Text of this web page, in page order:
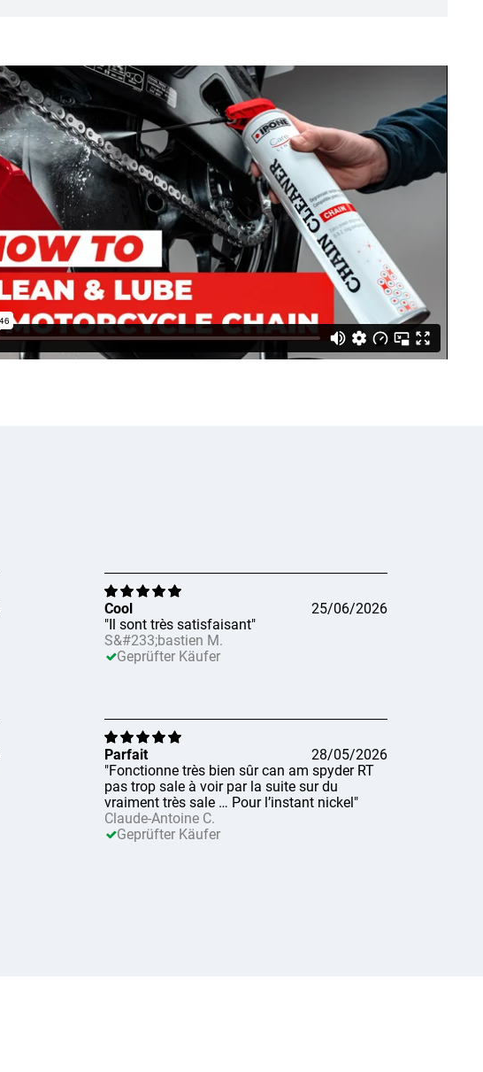
Cool
25/06/2026
"Il sont très satisfaisant"
S&#233;bastien M.
Geprüfter Käufer
Parfait
28/05/2026
"Fonctionne très bien sûr can am spyder RT
pas trop sale à voir par la suite sur du
vraiment très sale … Pour l’instant nickel"
Claude-Antoine C.
Geprüfter Käufer